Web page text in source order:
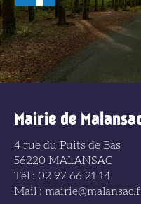
Mairie de
4 rue du Puits de Bas
56220 MALANSAC
Tél : 02 97 66 21 14
Mail :